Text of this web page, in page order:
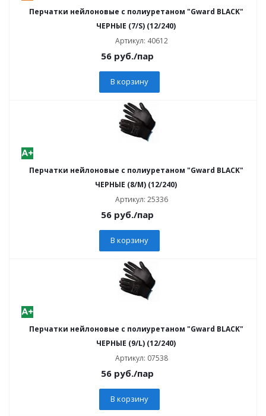
Перчатки нейлоновые с полиуретаном "Gward BLACK"
ЧЕРНЫЕ (7/S) (12/240)
Артикул: 40612
56руб./пар
В корзину
Перчатки нейлоновые с полиуретаном "Gward BLACK"
ЧЕРНЫЕ (8/M) (12/240)
Артикул: 25336
56руб./пар
В корзину
Перчатки нейлоновые с полиуретаном "Gward BLACK"
ЧЕРНЫЕ (9/L) (12/240)
Артикул: 07538
56руб./пар
В корзину